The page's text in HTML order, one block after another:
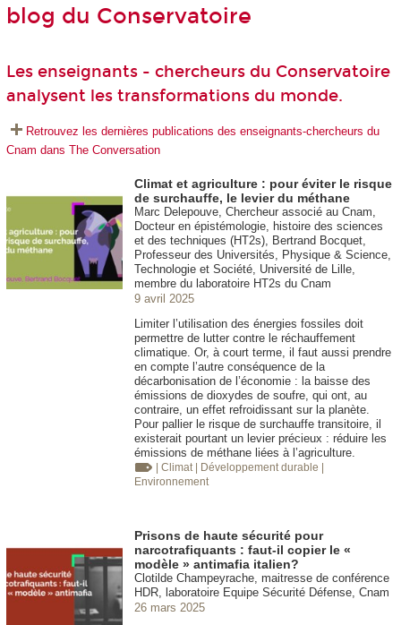
blog du Conservatoire
Les enseignants - chercheurs du Conservatoire
analysent les transformations du monde.
Retrouvez les dernières publications des enseignants-chercheurs du
Cnam dans The Conversation
Climat et agriculture : pour éviter le risque
de surchauffe, le levier du méthane
Marc Delepouve, Chercheur associé au Cnam,
Docteur en épistémologie, histoire des sciences
et des techniques (HT2s), Bertrand Bocquet,
Professeur des Universités, Physique & Science,
Technologie et Société, Université de Lille,
membre du laboratoire HT2s du Cnam
9 avril 2025
Limiter l’utilisation des énergies fossiles doit
permettre de lutter contre le réchauffement
climatique. Or, à court terme, il faut aussi prendre
en compte l’autre conséquence de la
décarbonisation de l’économie : la baisse des
émissions de dioxydes de soufre, qui ont, au
contraire, un effet refroidissant sur la planète.
Pour pallier le risque de surchauffe transitoire, il
existerait pourtant un levier précieux : réduire les
émissions de méthane liées à l’agriculture.
| Climat | Développement durable
Environnement
Prisons de haute sécurité pour
narcotrafiquants : faut-il copier le «
modèle » antimafia italien?
Clotilde Champeyrache, maitresse de conférence
HDR, laboratoire Equipe Sécurité Défense, Cnam
26 mars 2025